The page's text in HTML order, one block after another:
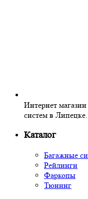
Интернет
систем в Липецке.
Каталог
Багажные
Рейлинги
Фаркопы
Тюнинг